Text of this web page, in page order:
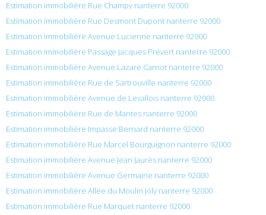
Estimation immobilière Rue Champy nanterre 92000
Estimation immobilière Rue Desmont Dupont nanterre 92000
Estimation immobilière Avenue Lucienne nanterre 92000
Estimation immobilière Passage Jacques Prévert nanterre 92000
Estimation immobilière Avenue Lazare Carnot nanterre 92000
Estimation immobilière Rue de Sartrouville nanterre 92000
Estimation immobilière Avenue de Levallois nanterre 92000
Estimation immobilière Rue de Mantes nanterre 92000
Estimation immobilière Impasse Bernard nanterre 92000
Estimation immobilière Rue Marcel Bourguignon nanterre 92000
Estimation immobilière Avenue Jean Jaurès nanterre 92000
Estimation immobilière Avenue Germaine nanterre 92000
Estimation immobilière Allée du Moulin Joly nanterre 92000
Estimation immobilière Rue Marquet nanterre 92000